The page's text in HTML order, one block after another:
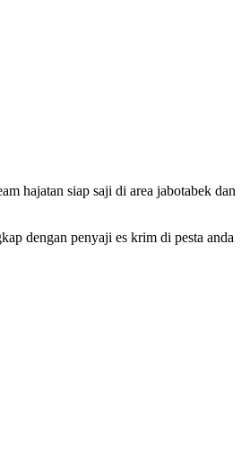
hajatan siap saji di area jabotabek dan
dengan penyaji es krim di pesta anda